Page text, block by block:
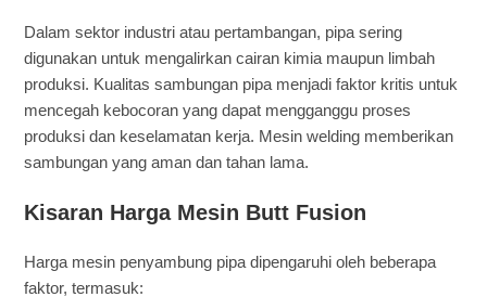
Dalam sektor industri atau pertambangan, pipa sering
digunakan untuk mengalirkan cairan kimia maupun limbah
produksi. Kualitas sambungan pipa menjadi faktor kritis untuk
mencegah kebocoran yang dapat mengganggu proses
produksi dan keselamatan kerja. Mesin welding memberikan
sambungan yang aman dan tahan lama.
Kisaran Harga Mesin Butt Fusion
Harga mesin penyambung pipa dipengaruhi oleh beberapa
faktor, termasuk: